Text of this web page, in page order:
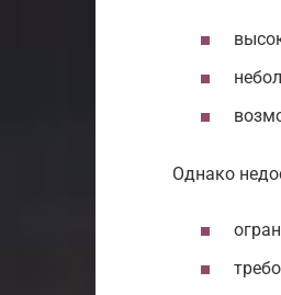
Однако